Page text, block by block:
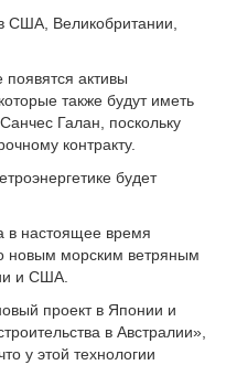
США, Великобритании,
активы
также будут иметь
Галан, поскольку
контракту.
будет
в настоящее время
новым морским ветряным
и США.
проект в Японии и
в Австралии»,
у этой технологии